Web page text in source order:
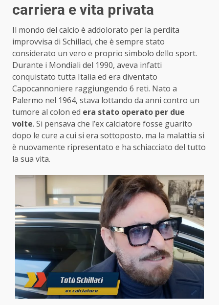
carriera e vita privata
Il mondo del calcio è addolorato per la perdita
improvvisa di Schillaci, che è sempre stato
considerato un vero e proprio simbolo dello sport.
Durante i Mondiali del 1990, aveva infatti
conquistato tutta Italia ed era diventato
Capocannoniere raggiungendo 6 reti. Nato a
Palermo nel 1964, stava lottando da anni contro un
tumore al colon ed era stato operato per due
volte. Si pensava che l’ex calciatore fosse guarito
dopo le cure a cui si era sottoposto, ma la malattia si
è nuovamente ripresentato e ha schiacciato del tutto
la sua vita.